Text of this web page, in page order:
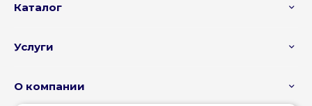
Каталог
Услуги
О компании